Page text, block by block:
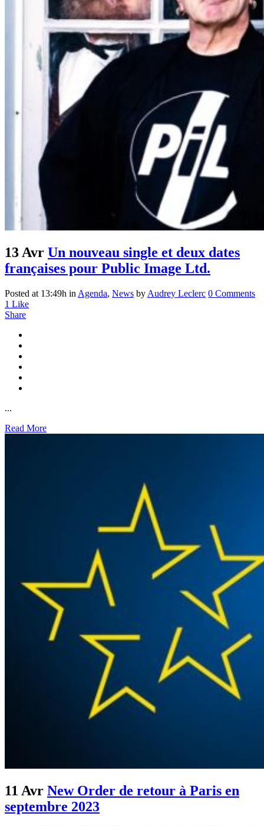
13 Avr Un nouveau single et deux dates
françaises pour Public Image Ltd.
Posted at 13:49h in Agenda, News by Audrey Leclerc 0 Comments
1 Like
Share
...
Read More
11 Avr New Order de retour à Paris en
septembre 2023